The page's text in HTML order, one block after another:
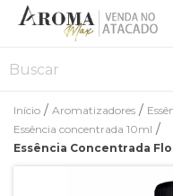
Início / Aromatizadores /
Essência concentrada 10ml /
Essência Concentrada